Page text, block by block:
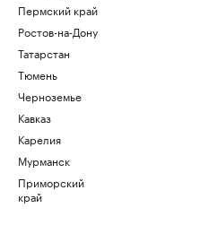
Пермский край
Ростов-на-Дону
Татарстан
Тюмень
Черноземье
Кавказ
Карелия
Мурманск
Приморский
край